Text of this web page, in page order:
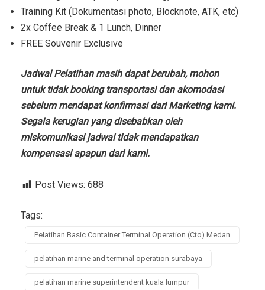
Training Kit (Dokumentasi photo, Blocknote, ATK, etc)
2x Coffee Break & 1 Lunch, Dinner
FREE Souvenir Exclusive
Jadwal Pelatihan masih dapat berubah, mohon
untuk tidak booking transportasi dan akomodasi
sebelum mendapat konfirmasi dari Marketing kami.
Segala kerugian yang disebabkan oleh
miskomunikasi jadwal tidak mendapatkan
kompensasi apapun dari kami.
Post Views: 688
Tags:
Pelatihan Basic Container Terminal Operation (Cto) Medan
pelatihan marine and terminal operation surabaya
pelatihan marine superintendent kuala lumpur